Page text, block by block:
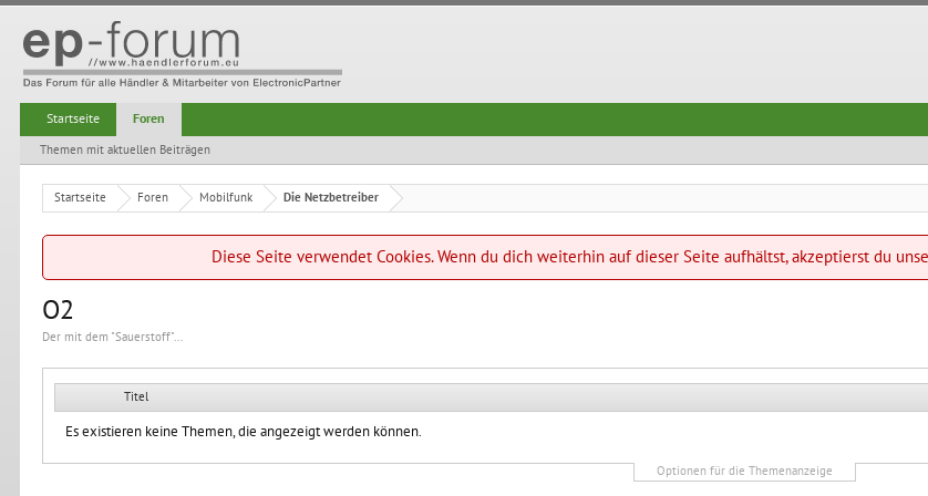
Startseite Foren Mobilfunk Die Netzbetreiber
Diese Seite verwendet Cookies. Wenn du dich weiterhin auf dieser Seite aufhältst, akzeptierst du
O2
Der mit dem "Sauerstoff"...
Titel
Es existieren keine Themen, die angezeigt werden können.
Optionen für die Themenanzeige
Startseite Foren
Themen mit aktuellen Beiträgen